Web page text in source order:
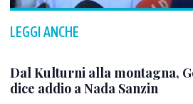
LEGGI ANCHE
Dal Kulturni alla montagna,
dice addio a Nada Sanzin